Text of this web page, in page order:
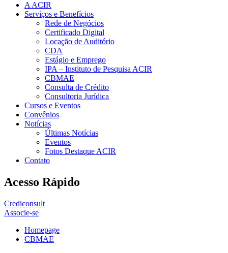
A ACIR
Serviços e Benefícios
Rede de Negócios
Certificado Digital
Locação de Auditório
CDA
Estágio e Emprego
IPA – Instituto de Pesquisa ACIR
CBMAE
Consulta de Crédito
Consultoria Jurídica
Cursos e Eventos
Convênios
Notícias
Últimas Notícias
Eventos
Fotos Destaque ACIR
Contato
Acesso Rápido
Crediconsult
Associe-se
Homepage
CBMAE